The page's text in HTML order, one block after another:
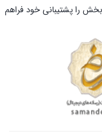
را پشتیبانی خود فراهم